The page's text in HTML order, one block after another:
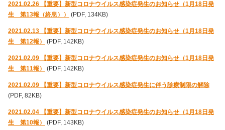
2021.02.26 【重要】新型コロナウイルス感染症発生のお知らせ（1月18日発
生 第13報（終息））
(PDF, 134KB)
2021.02.13 【重要】新型コロナウイルス感染症発生のお知らせ（1月18日発
生 第12報）
(PDF, 142KB)
2021.02.09 【重要】新型コロナウイルス感染症発生のお知らせ（1月18日発
生 第11報）
(PDF, 142KB)
2021.02.09 【重要】新型コロナウイルス感染症発生に伴う診療制限の解除
(PDF, 82KB)
2021.02.04 【重要】新型コロナウイルス感染症発生のお知らせ（1月18日発
生 第10報）
(PDF, 143KB)